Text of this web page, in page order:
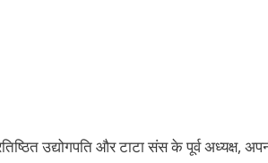
उद्योगपति और टाटा संस के पूर्व अध्यक्ष,